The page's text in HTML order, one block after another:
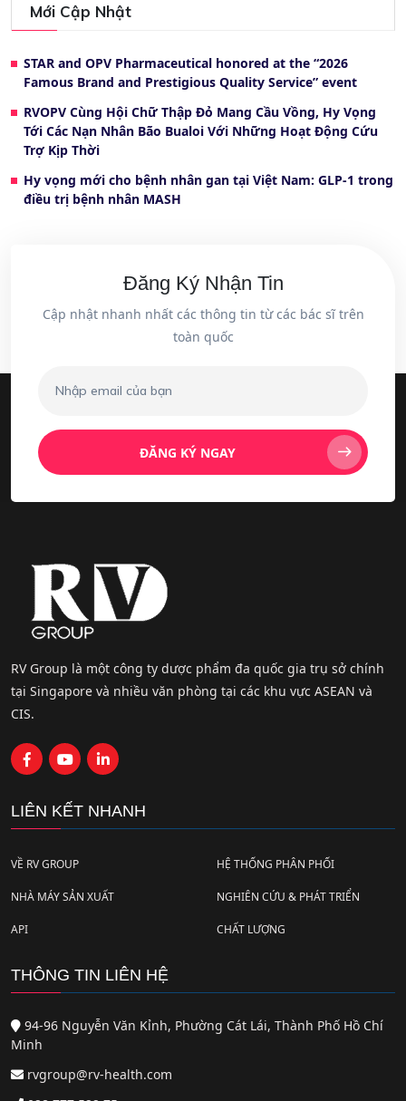
Mới Cập Nhật
STAR and OPV Pharmaceutical honored at the “2026
Famous Brand and Prestigious Quality Service” event
RVOPV Cùng Hội Chữ Thập Đỏ Mang Cầu Vồng, Hy Vọng
Tới Các Nạn Nhân Bão Bualoi Với Những Hoạt Động Cứu
Trợ Kịp Thời
Hy vọng mới cho bệnh nhân gan tại Việt Nam: GLP-1 trong
điều trị bệnh nhân MASH
Đăng Ký Nhận Tin
Cập nhật nhanh nhất các thông tin từ các bác sĩ trên
toàn quốc
ĐĂNG KÝ NGAY
RV Group là một công ty dược phẩm đa quốc gia trụ sở chính
tại Singapore và nhiều văn phòng tại các khu vực ASEAN và
CIS.
LIÊN KẾT NHANH
VỀ RV GROUP HỆ THỐNG PHÂN PHỐI
NHÀ MÁY SẢN XUẤT NGHIÊN CỨU & PHÁT TRIỂN
API CHẤT LƯỢNG
THÔNG TIN LIÊN HỆ
94-96 Nguyễn Văn Kỉnh, Phường Cát Lái, Thành Phố Hồ Chí
Minh
rvgroup@rv-health.com